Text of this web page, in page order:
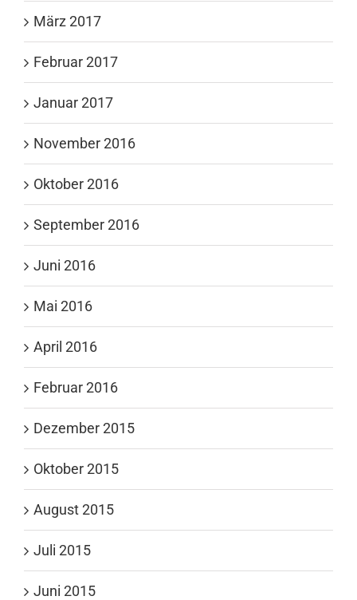
März 2017
Februar 2017
Januar 2017
November 2016
Oktober 2016
September 2016
Juni 2016
Mai 2016
April 2016
Februar 2016
Dezember 2015
Oktober 2015
August 2015
Juli 2015
Juni 2015